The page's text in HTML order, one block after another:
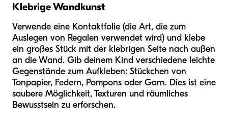
Klebrige Wandkunst
Verwende eine Kontaktfolie (die Art, die zum
Auslegen von Regalen verwendet wird) und klebe
ein großes Stück mit der klebrigen Seite nach außen
an die Wand. Gib deinem Kind verschiedene leichte
Gegenstände zum Aufkleben: Stückchen von
Tonpapier, Federn, Pompons oder Garn. Dies ist eine
saubere Möglichkeit, Texturen und räumliches
Bewusstsein zu erforschen.